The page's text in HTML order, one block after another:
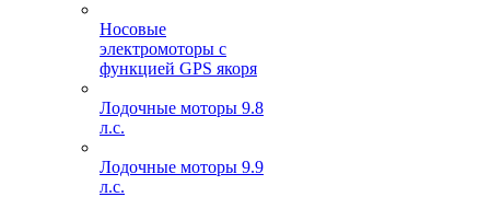
Носовые
электромоторы с
функцией GPS якоря
Лодочные моторы 9.8
л.с.
Лодочные моторы 9.9
л.с.